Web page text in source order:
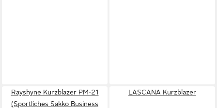
Rayshyne Kurzblazer PM-21
(Sportliches Sakko Business
LASCANA Kurzblazer